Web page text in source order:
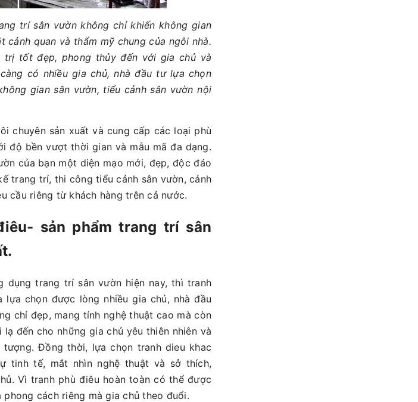
trí sân vườn không chỉ khiến không gian
cảnh quan và thẩm mỹ chung của ngôi nhà.
trị tốt đẹp, phong thủy đến với gia chủ và
có nhiều gia chủ, nhà đầu tư lựa chọn
gian sân vườn, tiểu cảnh sân vườn nội
chuyên sản xuất và cung cấp các loại phù
độ bền vượt thời gian và mẫu mã đa dạng.
của bạn một diện mạo mới, đẹp, độc đáo
trang trí, thi công tiểu cảnh sân vườn, cảnh
cầu riêng từ khách hàng trên cả nước.
sản phẩm trang trí sân
dụng trang trí sân vườn hiện nay, thì tranh
chọn được lòng nhiều gia chủ, nhà đầu
chỉ đẹp, mang tính nghệ thuật cao mà còn
đến cho những gia chủ yêu thiên nhiên và
Đồng thời, lựa chọn tranh dieu khac
tinh tế, mắt nhìn nghệ thuật và sở thích,
Vì tranh phù điêu hoàn toàn có thể được
cách riêng mà gia chủ theo đuổi.